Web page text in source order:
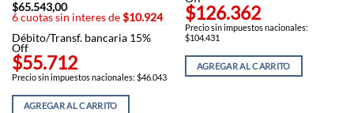
$65.543,00
6 cuotas sin interes de$10.924
Débito/Transf. bancaria 15%
Off
$55.712
Precio sin impuestos nacionales: $46.043
AGREGAR AL CARRITO
$126.362
Precio sin impuestos nacionales:
$104.431
AGREGAR AL CARRITO